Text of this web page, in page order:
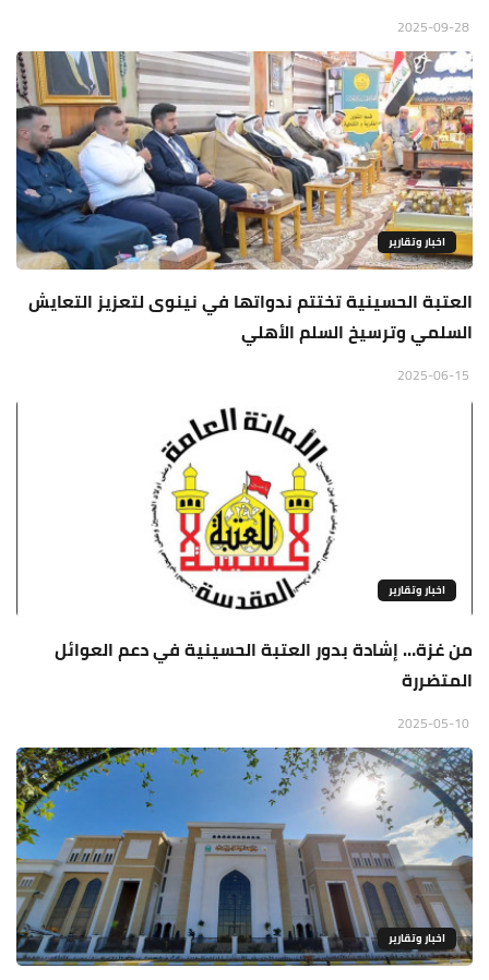
اخبار وتقارير
العتبة الحسينية تختتم ندواتها في نينوى لتعزيز التعايش
السلمي وترسيخ السلم الأهلي
اخبار وتقارير
من غزة… إشادة بدور العتبة الحسينية في دعم العوائل
المتضررة
اخبار وتقارير